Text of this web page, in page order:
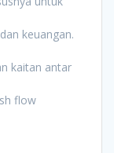
keuangan.
kaitan antar
flow